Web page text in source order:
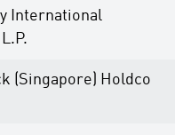
International
(Singapore) Holdco